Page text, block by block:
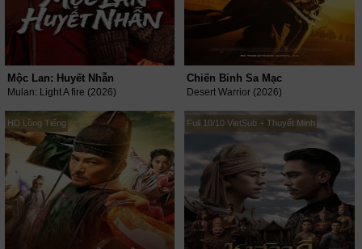
Mộc Lan: Huyết Nhẫn
Mulan: Light A fire (2026)
Chiến Binh Sa Mạc
Desert Warrior (2026)
HD Lồng Tiếng Full 10/10 VietSub + Thuyết Minh